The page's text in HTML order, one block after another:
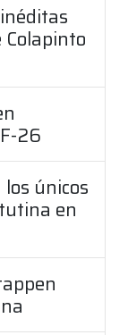
26
únicos
en